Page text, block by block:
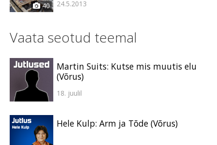
40 24.5.2013
Vaata seotud teemal
Martin Suits: Kutse mis muutis elu
(Võrus)
18. juulil
Hele Kulp: Arm ja Tõde (Võrus)